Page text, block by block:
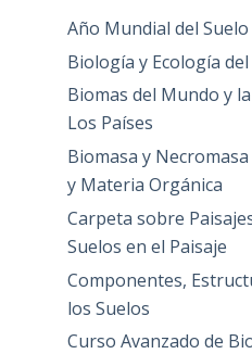
Año Mundial del Suelo
Biología y Ecología
Biomas del Mundo y
Los Países
Biomasa y
y Materia Orgánica
Carpeta sobre
Suelos en el Paisaje
Componentes,
los Suelos
Curso Avanzado de